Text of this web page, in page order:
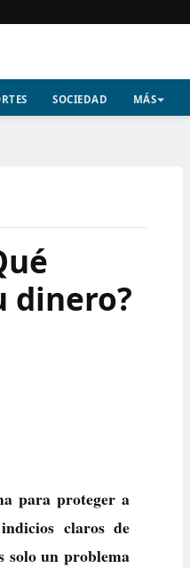
SOCIEDAD MÁS
dinero?
para proteger a
claros de
solo un problema